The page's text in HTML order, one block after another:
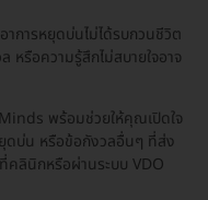
าการหยุดบ่นไม่ได้รบกวนชีวิต
หรือความรู้สึกไม่สบายใจอาจ
พร้อมช่วยให้คุณเปิดใจ
ดบ่น หรือข้อกังวลอื่นๆ ที่ส่ง
ลินิกหรือผ่านระบบ VDO